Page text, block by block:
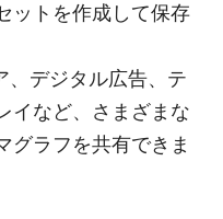
ットを作成して保存
、デジタル広告、テ
イなど、さまざまな
グラフを共有できま